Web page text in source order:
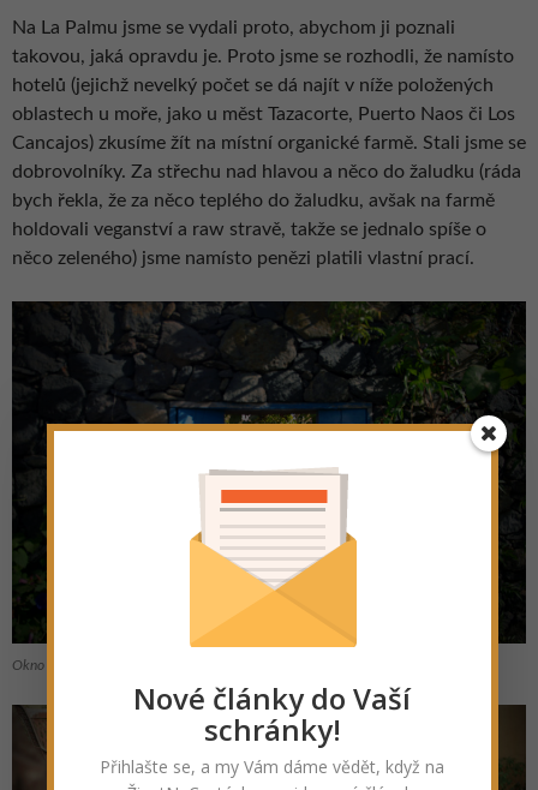
Na La Palmu jsme se vydali proto, abychom ji poznali
takovou, jaká opravdu je. Proto jsme se rozhodli, že namísto
hotelů (jejichž nevelký počet se dá najít v níže položených
oblastech u moře, jako u měst Tazacorte, Puerto Naos či Los
Cancajos) zkusíme žít na místní organické farmě. Stali jsme se
dobrovolníky. Za střechu nad hlavou a něco do žaludku (ráda
bych řekla, že za něco teplého do žaludku, avšak na farmě
holdovali veganství a raw stravě, takže se jednalo spíše o
něco zeleného) jsme namísto penězi platili vlastní prací.
Okno do jiného světa
Nové články do Vaší
schránky!
Přihlašte se, a my Vám dáme vědět, když na